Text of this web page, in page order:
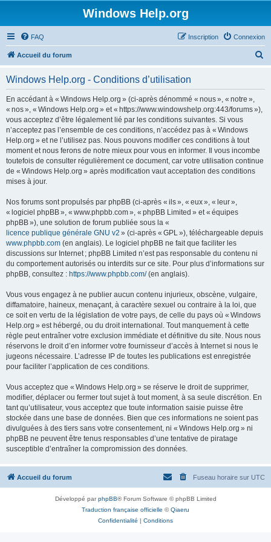
Windows Help.org
FAQ Connexion
Inscription
Accueil du forum
Windows Help.org - Conditions d’utilisation
En accédant à « Windows Help.org » (ci-après dénommé « nous », « notre »,
« nos », « Windows Help.org » et « https://www.windowshelp.org:443/forums »),
vous acceptez d’être légalement lié par les conditions suivantes. Si vous
n’acceptez pas l’ensemble de ces conditions, n’accédez pas à « Windows
Help.org » et ne l’utilisez pas. Nous pouvons modifier ces conditions à tout
moment et nous ferons de notre mieux pour vous en informer. Il vous incombe
toutefois de consulter régulièrement ce document, car votre utilisation continue
de « Windows Help.org » après modification vaut acceptation des conditions
mises à jour.
Nos forums sont propulsés par phpBB (ci-après « ils », « eux », « leur »,
« logiciel phpBB », « www.phpbb.com », « phpBB Limited » et « équipes
phpBB »), une solution de forum publiée sous la «
licence publique générale GNU v2 » (ci-après « GPL »), téléchargeable depuis
www.phpbb.com (en anglais). Le logiciel phpBB ne fait que faciliter les
discussions sur Internet ; phpBB Limited n’est pas responsable du contenu ni
du comportement autorisés ou interdits sur ce site. Pour plus d’informations sur
phpBB, consultez : https://www.phpbb.com/(en anglais).
Vous vous engagez à ne publier aucun contenu injurieux, obscène, vulgaire,
diffamatoire, haineux, menaçant, à caractère sexuel ou contraire à la loi, que
ce soit en vertu de la législation de votre pays, de celle du pays où « Windows
Help.org » est hébergé, ou du droit international. Tout manquement à cette
règle peut entraîner votre exclusion immédiate et définitive du site. Nous nous
réservons le droit d’en informer votre fournisseur d’accès à Internet si nous le
jugeons nécessaire. L’adresse IP de toutes les publications est enregistrée
pour faciliter l’application de ces conditions.
Vous acceptez que « Windows Help.org » se réserve le droit de supprimer,
modifier, déplacer ou fermer tout sujet à tout moment, à sa seule discrétion. En
tant qu’utilisateur, vous acceptez que toute information saisie puisse être
stockée dans une base de données. Bien que ces informations ne soient pas
divulguées à des tiers sans votre consentement, ni « Windows Help.org » ni
phpBB ne peuvent être tenus responsables d’une tentative de piratage
susceptible d’entraîner la compromission des données.
Accueil du forum Fuseau horaire sur UTC
Développé parphpBB® Forum Software © phpBB Limited
Traduction française officielle ©Qiaeru
Confidentialité | Conditions